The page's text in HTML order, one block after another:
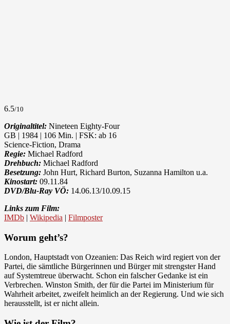
6.5/10
Originaltitel: Nineteen Eighty-Four
GB | 1984 | 106 Min. | FSK: ab 16
Science-Fiction, Drama
Regie: Michael Radford
Drehbuch: Michael Radford
Besetzung: John Hurt, Richard Burton, Suzanna Hamilton u.a.
Kinostart: 09.11.84
DVD/Blu-Ray VÖ: 14.06.13/10.09.15
Links zum Film:
IMDb | Wikipedia | Filmposter
Worum geht’s?
London, Hauptstadt von Ozeanien: Das Reich wird regiert von der
Partei, die sämtliche Bürgerinnen und Bürger mit strengster Hand
auf Systemtreue überwacht. Schon ein falscher Gedanke ist ein
Verbrechen. Winston Smith, der für die Partei im Ministerium für
Wahrheit arbeitet, zweifelt heimlich an der Regierung. Und wie sich
herausstellt, ist er nicht allein.